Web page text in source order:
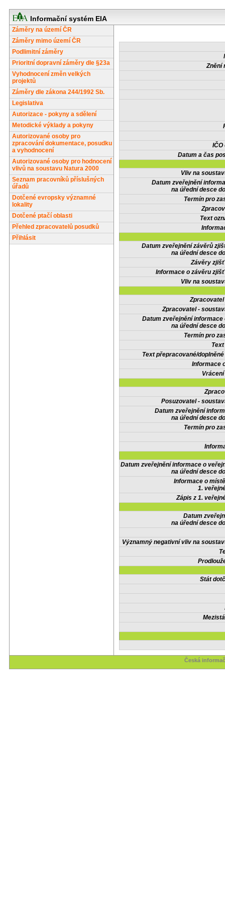
Informační systém EIA
Záměry na území ČR
Záměry mimo území ČR
Podlimitní záměry
Prioritní dopravní záměry dle §23a
Vyhodnocení změn velkých
projektů
Záměry dle zákona 244/1992 Sb.
Legislativa
Autorizace - pokyny a sdělení
Metodické výklady a pokyny
Autorizované osoby pro
zpracování dokumentace, posudku
a vyhodnocení
Autorizované osoby pro hodnocení
vlivů na soustavu Natura 2000
Seznam pracovníků příslušných
úřadů
Dotčené evropsky významné
lokality
Dotčené ptačí oblasti
Přehled zpracovatelů posudků
Přihlásit
Znění
IČO
Datum a čas
Vliv na
Datum zveřejnění
na úřední desce
Termín pro
Text
Datum zveřejnění závěrů
na úřední desce
Závěry
Informace o závěru
Vliv na
Zpracovatel -
Datum zveřejnění informace
na úřední desce
Termín pro
Text přepracované/
Informace
Posuzovatel -
Datum zveřejnění
na úřední desce
Termín pro
Datum zveřejnění informace o
na úřední desce
Informace o
1.
Zápis z 1.
Datum
na úřední desce
Významný negativní vliv na
Stát
Česká